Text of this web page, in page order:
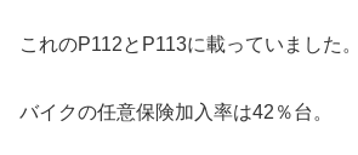
これのP112とP113に載っていました。
バイクの任意保険加入率は42％台。